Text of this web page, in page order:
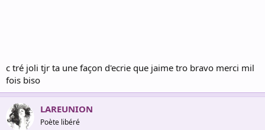
c tré joli tjr ta une façon d'ecrie que jaime tro bravo merci mil
fois biso
LAREUNION
Poète libéré